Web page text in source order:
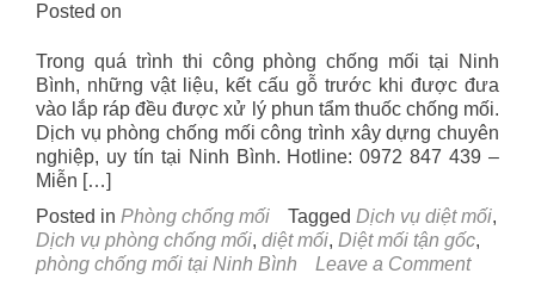
Posted on
Trong quá trình thi công phòng chống mối tại Ninh
Bình, những vật liệu, kết cấu gỗ trước khi được đưa
vào lắp ráp đều được xử lý phun tẩm thuốc chống mối.
Dịch vụ phòng chống mối công trình xây dựng chuyên
nghiệp, uy tín tại Ninh Bình. Hotline: 0972 847 439 –
Miễn […]
Posted in Phòng chống mối Tagged Dịch vụ diệt mối,
Dịch vụ phòng chống mối, diệt mối, Diệt mối tận gốc,
phòng chống mối tại Ninh Bình
Leave a Commenton